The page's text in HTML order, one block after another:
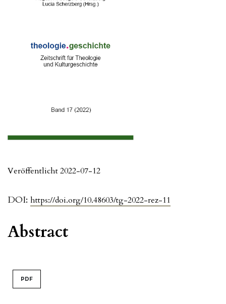
DOI: https://doi.org/10.48603/tg-2022-rez-11
Veröffentlicht 2022-07-12
Abstract
PDF